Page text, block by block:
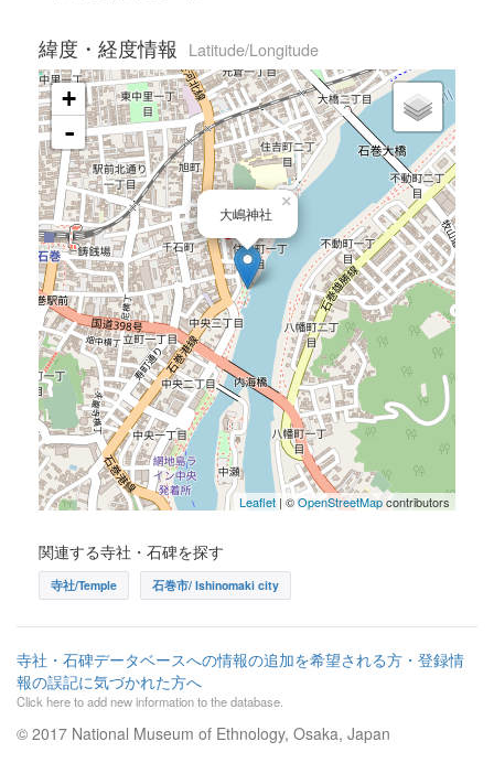
緯度・経度情報 Latitude/Longitude
×
大嶋神社
+
-
Leaflet | ©OpenStreetMapcontributors
関連する寺社・石碑を探す
寺社/Temple 石巻市/ Ishinomaki city
寺社・石碑データベースへの情報の追加を希望される方・登録情
報の誤記に気づかれた方へ
Click here to add new information to the database.
© 2017 National Museum of Ethnology, Osaka, Japan